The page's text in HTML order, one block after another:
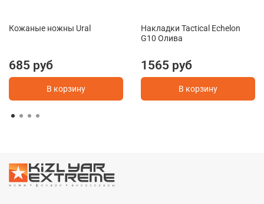
Кожаные ножны Ural
685 руб
В корзину
Накладки Tactical Echelon
G10 Олива
1565 руб
В корзину